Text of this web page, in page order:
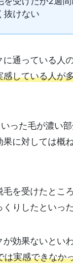
抜けない
通っている人
感している人が
った毛が濃い
果に対しては概
を受けたとこ
りしたといっ
効果ないとい
は実感できなか